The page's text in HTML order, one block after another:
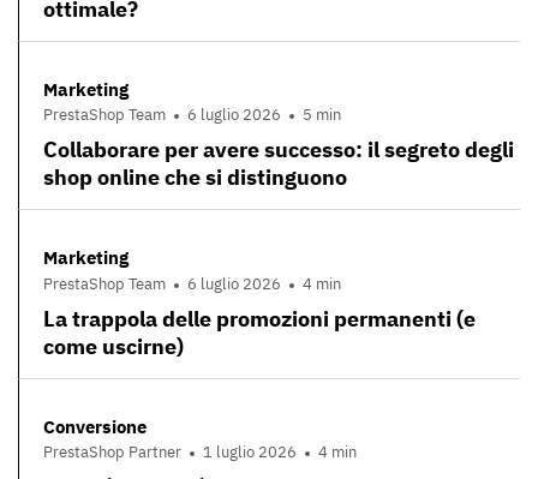
ottimale?
Marketing
PrestaShop Team 6 luglio 2026 5 min
Collaborare per avere successo: il segreto degli
shop online che si distinguono
Marketing
PrestaShop Team 6 luglio 2026 4 min
La trappola delle promozioni permanenti (e
come uscirne)
Conversione
PrestaShop Partner 1 luglio 2026 4 min